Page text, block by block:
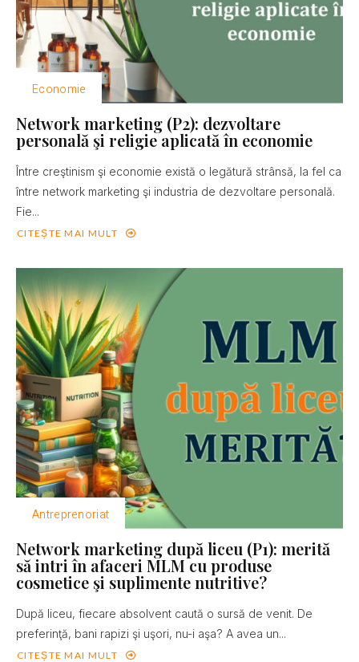
Economie
Network marketing (P2): dezvoltare
personală şi religie aplicată în economie
Între creştinism şi economie există o legătură strânsă, la fel ca
între network marketing şi industria de dezvoltare personală.
Fie...
CITEȘTE MAI MULT
Antreprenoriat
Network marketing după liceu (P1): merită
să intri în afaceri MLM cu produse
cosmetice şi suplimente nutritive?
După liceu, fiecare absolvent caută o sursă de venit. De
preferinţă, bani rapizi şi uşori, nu-i aşa? A avea un...
CITEȘTE MAI MULT